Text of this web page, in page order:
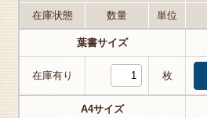
在庫状態 数量 単位
葉書サイズ
在庫有り 枚
A4サイズ